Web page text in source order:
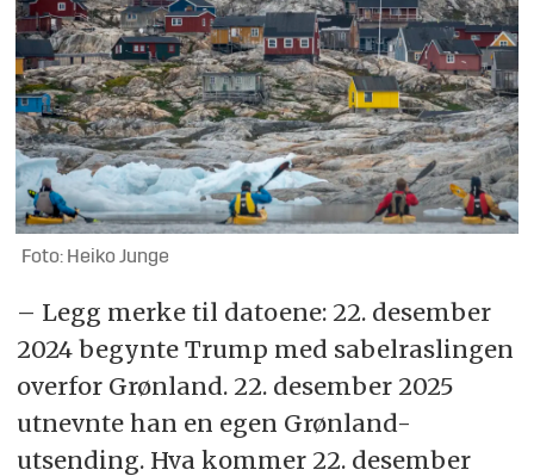
Foto: Heiko Junge
– Legg merke til datoene: 22. desember
2024 begynte Trump med sabelraslingen
overfor Grønland. 22. desember 2025
utnevnte han en egen Grønland-
utsending. Hva kommer 22. desember